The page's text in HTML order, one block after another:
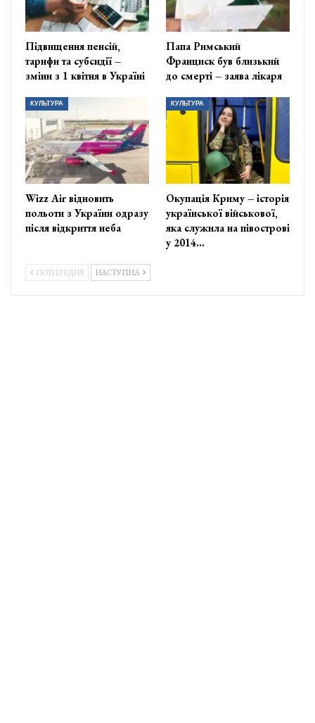
Підвищення пенсій,
тарифи та субсидії –
зміни з 1 квітня в Україні
Папа Римський
Франциск був близький
до смерті – заява лікаря
КУЛЬТУРА
Wizz Air відновить
польоти з України одразу
після відкриття неба
КУЛЬТУРА
Окупація Криму – історія
української військової,
яка служила на півострові
у 2014…
ПОПЕРЕДНЯ НАСТУПНА